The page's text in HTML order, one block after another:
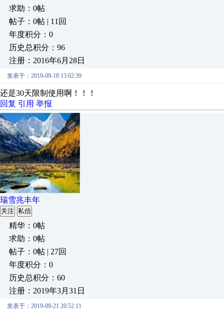
求助：0帖
帖子：0帖 | 11回
年度积分：0
历史总积分：96
注册：2016年6月28日
发表于：2019-09-18 13:02:39
还是30天限制使用啊！！！
回复 引用 举报
瑞雪兆丰年
关注 私信
精华：0帖
求助：0帖
帖子：0帖 | 27回
年度积分：0
历史总积分：60
注册：2019年3月31日
发表于：2019-09-21 20:52:11